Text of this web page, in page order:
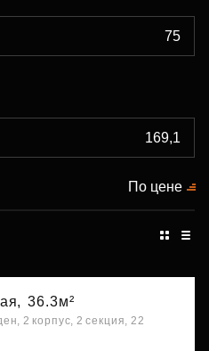
По цене
36.3м²
2 корпус, 2 секция, 22